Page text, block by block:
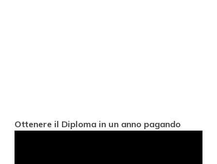
Ottenere il Diploma in un anno pagando